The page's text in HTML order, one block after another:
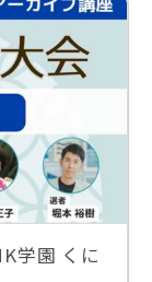
学園 くに